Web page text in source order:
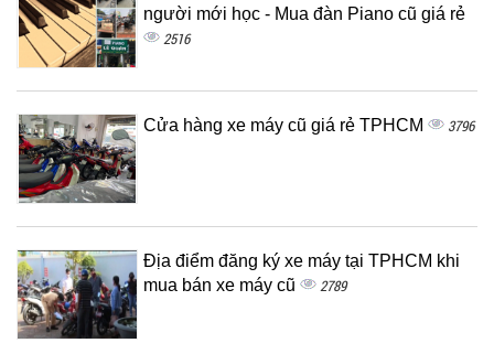
người mới học - Mua đàn Piano cũ giá rẻ
2516
Cửa hàng xe máy cũ giá rẻ TPHCM 3796
Địa điểm đăng ký xe máy tại TPHCM khi
mua bán xe máy cũ
2789